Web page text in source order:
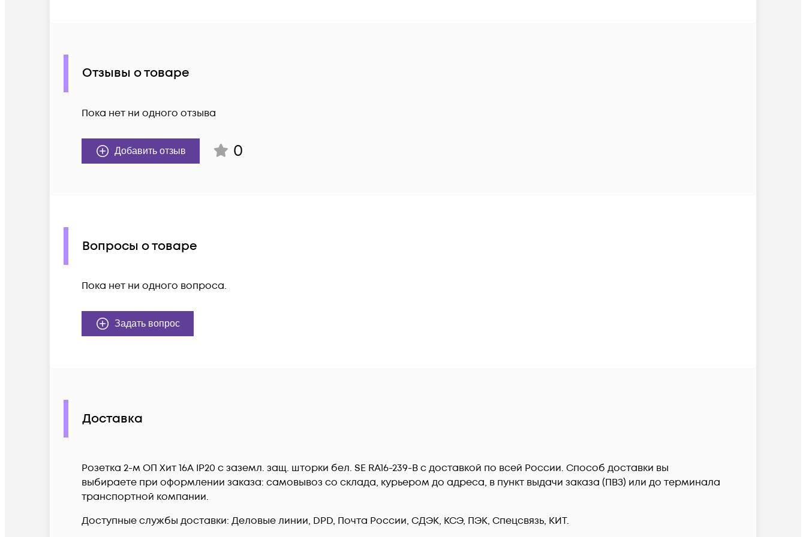
Отзывы о товаре
Пока нет ни одного отзыва
Добавить отзыв 0
Вопросы о товаре
Пока нет ни одного вопроса.
Задать вопрос
Доставка
Розетка 2-м ОП Хит 16А IP20 с заземл. защ. шторки бел. SE RA16-239-B c доставкой по всей России. Способ доставки вы
выбираете при оформлении заказа: самовывоз со склада, курьером до адреса, в пункт выдачи заказа (ПВЗ) или до терминала
транспортной компании.
Доступные службы доставки: Деловые линии, DPD, Почта России, СДЭК, КСЭ, ПЭК, Спецсвязь, КИТ.